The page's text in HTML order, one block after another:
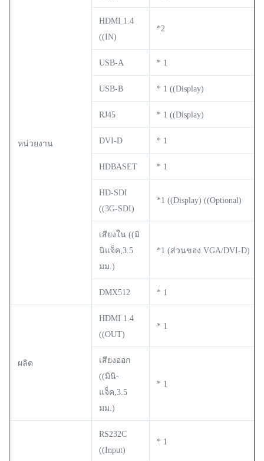
หน่วยงาน
HDMI 1.4
((IN)
*2
USB-A * 1
USB-B * 1 ((Display)
RJ45 * 1 ((Display)
DVI-D * 1
HDBASET * 1
HD-SDI
((3G-SDI)
*1 ((Display) ((Optional)
เสียงใน ((มิ
นิแจ็ค,3.5
มม.)
*1 (ส่วนของ VGA/DVI-D)
DMX512 * 1
ผลิต
HDMI 1.4
((OUT)
* 1
เสียงออก
((มินิ-
แจ็ค,3.5
มม.)
* 1
RS232C
((Input)
* 1